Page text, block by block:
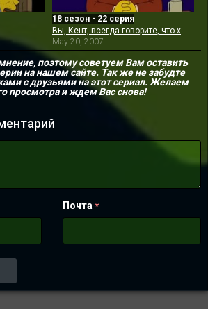
18 сезон - 22 серия
Вы, Кент, всегда говорите, что хотите
May 20, 2007
поэтому советуем Вам оставить
на нашем сайте. Так же не забудте
с друзьями на этот сериал. Желаем
просмотра и ждем Вас снова!
Почта *